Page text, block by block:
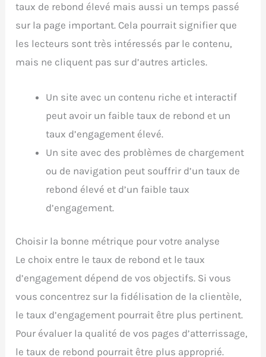
taux de rebond élevé mais aussi un temps passé
sur la page important. Cela pourrait signifier que
les lecteurs sont très intéressés par le contenu,
mais ne cliquent pas sur d’autres articles.
Un site avec un contenu riche et interactif
peut avoir un faible taux de rebond et un
taux d’engagement élevé.
Un site avec des problèmes de chargement
ou de navigation peut souffrir d’un taux de
rebond élevé et d’un faible taux
d’engagement.
Choisir la bonne métrique pour votre analyse
Le choix entre le taux de rebond et le taux
d’engagement dépend de vos objectifs. Si vous
vous concentrez sur la fidélisation de la clientèle,
le taux d’engagement pourrait être plus pertinent.
Pour évaluer la qualité de vos pages d’atterrissage,
le taux de rebond pourrait être plus approprié.